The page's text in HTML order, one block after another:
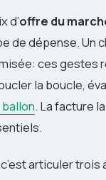
d’offre du
de dépense. Un
ces gestes
la boucle,
ballon. La facture
articuler